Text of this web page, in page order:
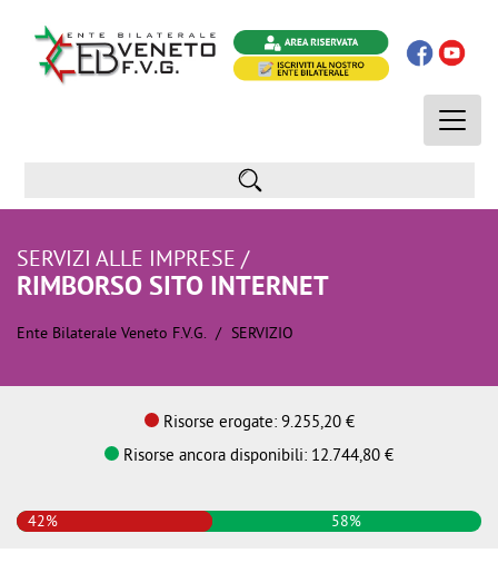
Toggle
SERVIZI ALLE IMPRESE /
RIMBORSO SITO INTERNET
Ente Bilaterale Veneto F.V.G. SERVIZIO
Risorse erogate: 9.255,20 €
Risorse ancora disponibili: 12.744,80 €
42% 58%